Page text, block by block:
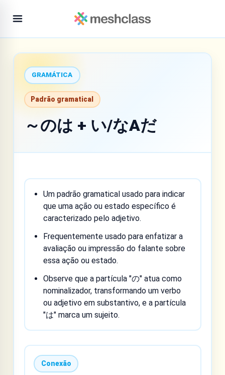
GRAMÁTICA
Padrão gramatical
～のは + い/なAだ
Um padrão gramatical usado para indicar
que uma ação ou estado específico é
caracterizado pelo adjetivo.
Frequentemente usado para enfatizar a
avaliação ou impressão do falante sobre
essa ação ou estado.
Observe que a partícula "の" atua como
nominalizador, transformando um verbo
ou adjetivo em substantivo, e a partícula
"は" marca um sujeito.
Conexão